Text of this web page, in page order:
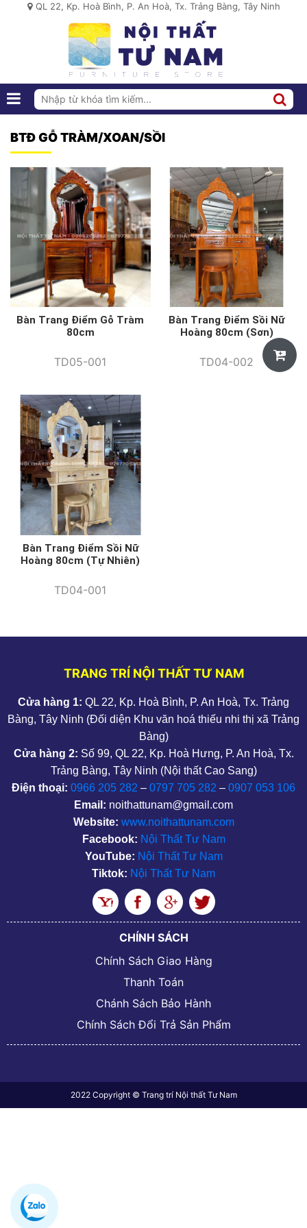
QL 22, Kp. Hoà Bình, P. An Hoà, Tx. Trảng Bàng, Tây Ninh
BTĐ GỖ TRÀM/XOAN/SỒI
Bàn Trang Điểm Gỗ Tràm
80cm
TD05-001
Bàn Trang Điểm Sồi Nữ
Hoàng 80cm (sơn)
TD04-002
Bàn Trang Điểm Sồi Nữ
Hoàng 80cm (tự Nhiên)
TD04-001
TRANG TRÍ NỘI THẤT TƯ NAM
Cửa hàng 1: QL 22, Kp. Hoà Bình, P. An Hoà, Tx. Trảng
Bàng, Tây Ninh (Đối diện Khu văn hoá thiếu nhi thị xã Trảng
Bàng)
Cửa hàng 2: Số 99, QL 22, Kp. Hoà Hưng, P. An Hoà, Tx.
Trảng Bàng, Tây Ninh (Nội thất Cao Sang)
Điện thoại: 0966 205 282 – 0797 705 282 – 0907 053 106
Email: noithattunam@gmail.com
Website: www.noithattunam.com
Facebook: Nội Thất Tư Nam
YouTube: Nội Thất Tư Nam
Tiktok: Nội Thất Tư Nam
CHÍNH SÁCH
Chính Sách Giao Hàng
Thanh Toán
Chánh Sách Bảo Hành
Chính Sách Đổi Trả Sản Phẩm
2022 Copyright © Trang trí Nội thất Tư Nam